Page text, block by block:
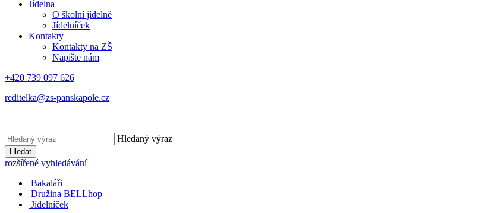
Jídelna
O školní jídelně
Jídelníček
Kontakty
Kontakty na ZŠ
Napište nám
+420 739 097 626
reditelka@zs-panskapole.cz
Hledaný výraz
Hledat
rozšířené vyhledávání
Bakaláři
Družina BELLhop
Jídelníček